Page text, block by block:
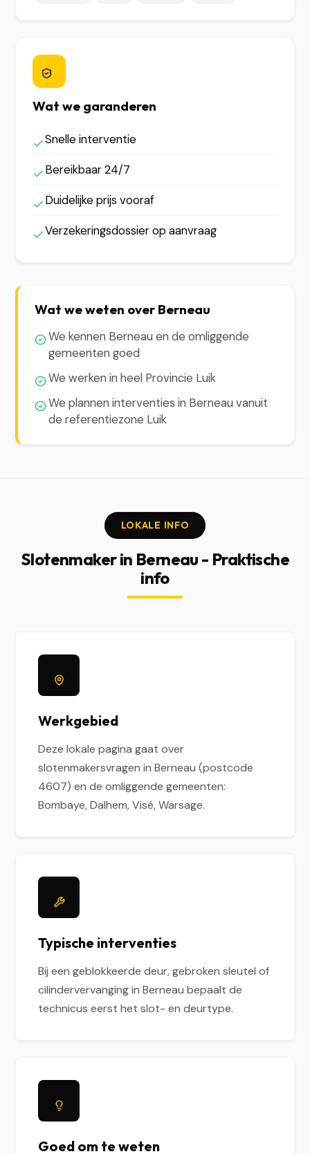
Wat we garanderen
Snelle interventie
Bereikbaar 24/7
Duidelijke prijs vooraf
Verzekeringsdossier op aanvraag
Wat we weten over Berneau
We kennen Berneau en de omliggende
gemeenten goed
We werken in heel Provincie Luik
We plannen interventies in Berneau vanuit
de referentiezone Luik
LOKALE INFO
Slotenmaker in Berneau - Praktische
info
Werkgebied
Deze lokale pagina gaat over
slotenmakersvragen in Berneau (postcode
4607) en de omliggende gemeenten:
Bombaye, Dalhem, Visé, Warsage.
Typische interventies
Bij een geblokkeerde deur, gebroken sleutel of
cilindervervanging in Berneau bepaalt de
technicus eerst het slot- en deurtype.
Goed om te weten